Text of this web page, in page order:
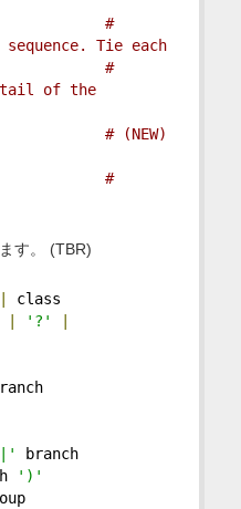
#
Tie each
#
of the
# (NEW)
#
す。 (TBR)
class
'?'
branch
')'